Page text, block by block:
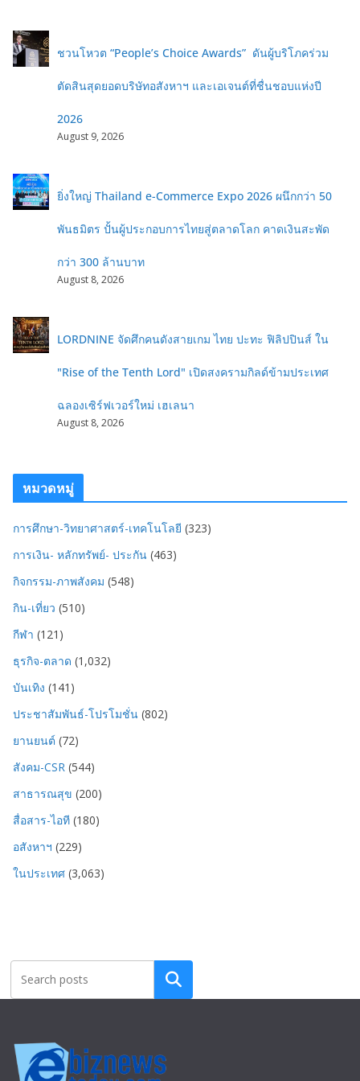
ชวนโหวต “People’s Choice Awards” ดันผู้บริโภคร่วม
ตัดสินสุดยอดบริษัทอสังหาฯ และเอเจนต์ที่ชื่นชอบแห่งปี
2026
August 9, 2026
ยิ่งใหญ่ Thailand e-Commerce Expo 2026 ผนึกกว่า 50
พันธมิตร ปั้นผู้ประกอบการไทยสู่ตลาดโลก คาดเงินสะพัด
กว่า 300 ล้านบาท
August 8, 2026
LORDNINE จัดศึกคนดังสายเกม ไทย ปะทะ ฟิลิปปินส์ ใน
"Rise of the Tenth Lord" เปิดสงครามกิลด์ข้ามประเทศ
ฉลองเซิร์ฟเวอร์ใหม่ เฮเลนา
August 8, 2026
หมวดหมู่
การศึกษา-วิทยาศาสตร์-เทคโนโลยี (323)
การเงิน- หลักทรัพย์- ประกัน (463)
กิจกรรม-ภาพสังคม (548)
กิน-เที่ยว (510)
กีฬา (121)
ธุรกิจ-ตลาด (1,032)
บันเทิง (141)
ประชาสัมพันธ์-โปรโมชั่น (802)
ยานยนต์ (72)
สังคม-CSR (544)
สาธารณสุข (200)
สื่อสาร-ไอที (180)
อสังหาฯ (229)
ในประเทศ (3,063)
Search